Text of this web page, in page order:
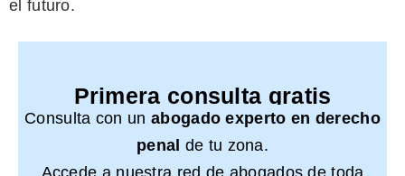
el futuro.
Primera consulta gratis
Consulta con un abogado experto en derecho
penal de tu zona.
Accede a nuestra red de abogados de toda